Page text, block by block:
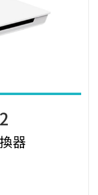
器